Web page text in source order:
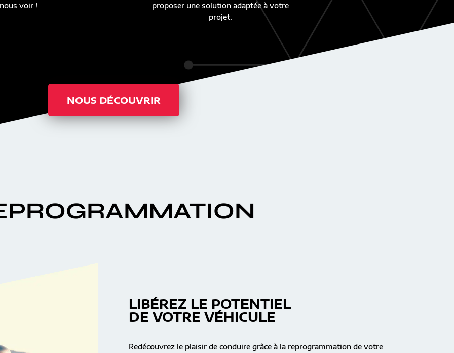
voir !
proposer une solution adaptée à votre
projet.
NOUS DÉCOUVRIR
LIBÉREZ LE POTENTIEL
DE VOTRE VÉHICULE
Redécouvrez le plaisir de conduire grâce à la reprogrammation de votre